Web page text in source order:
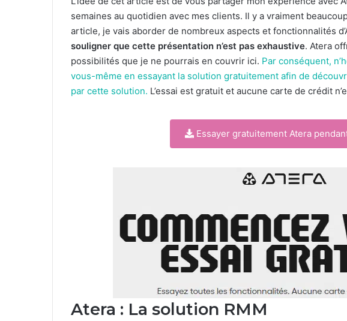
semaines au quotidien avec mes clients. Il y a vraiment
article, je vais aborder de nombreux aspects et fonctionnalités
souligner que cette présentation n’est pas exhaustive. Atera
possibilités que je ne pourrais en couvrir ici. Par conséquent,
vous-même en essayant la solution gratuitement afin de
par cette solution. L’essai est gratuit et aucune carte de crédit
Essayer gratuitement Atera
Atera : La solution RMM